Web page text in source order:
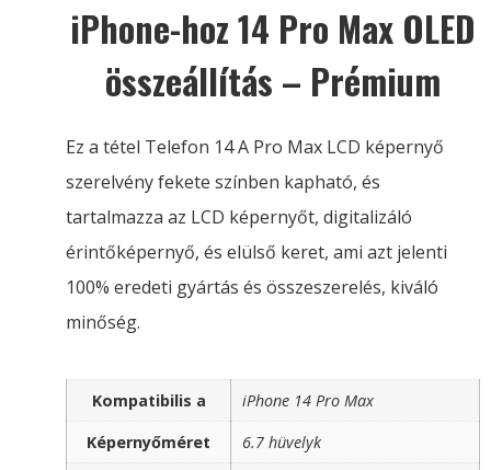
iPhone-hoz 14 Pro Max OLED
összeállítás – Prémium
Ez a tétel Telefon 14 A Pro Max LCD képernyő
szerelvény fekete színben kapható, és
tartalmazza az LCD képernyőt, digitalizáló
érintőképernyő, és elülső keret, ami azt jelenti
100% eredeti gyártás és összeszerelés, kiváló
minőség.
Kompatibilis a
iPhone 14 Pro Max
Képernyőméret
6.7 hüvelyk